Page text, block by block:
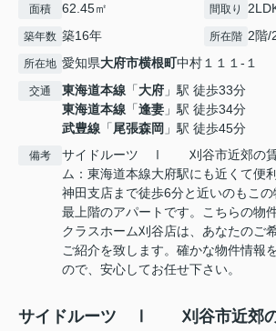
面積 62.45㎡ 間取り
築年数 築16年 所在階 2階/
所在地 愛知県大府市横根町中村１１１-１
交通 東海道本線 「大府 」駅 徒歩33分
東海道本線 「逢妻 」駅 徒歩34分
武豊線 「尾張森岡 」駅 徒歩45分
備考
サイドルーツ Ⅰ 刈谷市近郊の賃
ム：東海道本線大府駅にも近くて便
神田支店まで徒歩6分と近いのもこの
最上階のアパートです。こちらの物
クラスホーム刈谷店は、あなたのご
ご紹介を致します。確かな物件情報
ので、安心してお任せ下さい。
サイドルーツ Ⅰ 刈谷市近郊の